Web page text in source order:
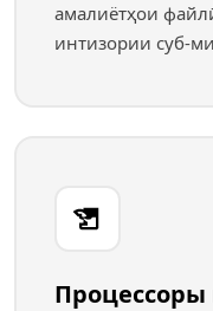
амалиётҳои
интизории суб-
Процессоры